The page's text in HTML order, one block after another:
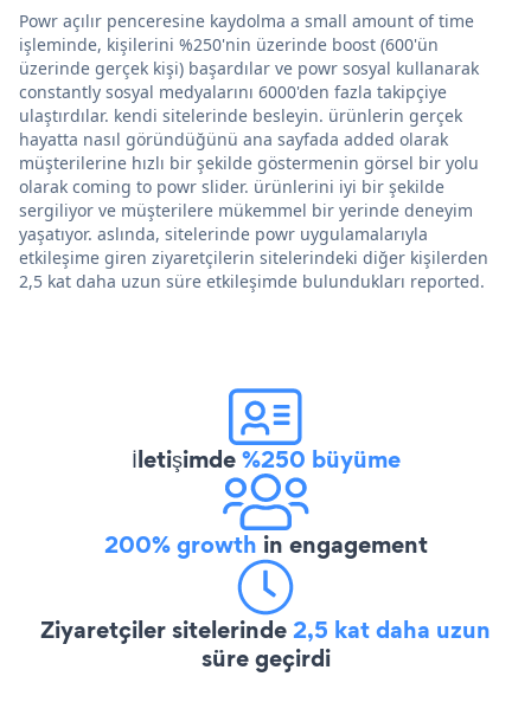
Powr açılır penceresine kaydolma a small amount of time
işleminde, kişilerini %250'nin üzerinde boost (600'ün
üzerinde gerçek kişi) başardılar ve powr sosyal kullanarak
constantly sosyal medyalarını 6000'den fazla takipçiye
ulaştırdılar. kendi sitelerinde besleyin. ürünlerin gerçek
hayatta nasıl göründüğünü ana sayfada added olarak
müşterilerine hızlı bir şekilde göstermenin görsel bir yolu
olarak coming to powr slider. ürünlerini iyi bir şekilde
sergiliyor ve müşterilere mükemmel bir yerinde deneyim
yaşatıyor. aslında, sitelerinde powr uygulamalarıyla
etkileşime giren ziyaretçilerin sitelerindeki diğer kişilerden
2,5 kat daha uzun süre etkileşimde bulundukları reported.
İletişimde%250 büyüme
200% growth in engagement
Ziyaretçiler sitelerinde2,5 kat daha uzun
süre geçirdi